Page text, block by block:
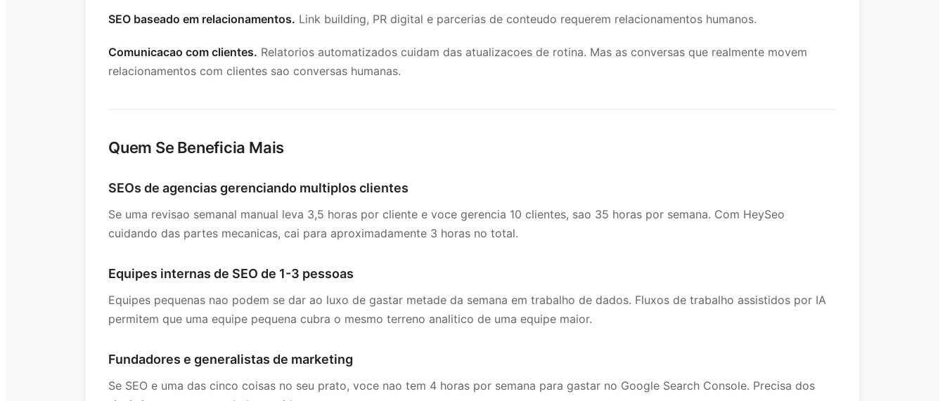
SEO baseado em relacionamentos. Link building, PR digital e parcerias de conteudo requerem relacionamentos humanos.
Comunicacao com clientes. Relatorios automatizados cuidam das atualizacoes de rotina. Mas as conversas que realmente movem
relacionamentos com clientes sao conversas humanas.
Quem Se Beneficia Mais
SEOs de agencias gerenciando multiplos clientes
Se uma revisao semanal manual leva 3,5 horas por cliente e voce gerencia 10 clientes, sao 35 horas por semana. Com HeySeo
cuidando das partes mecanicas, cai para aproximadamente 3 horas no total.
Equipes internas de SEO de 1-3 pessoas
Equipes pequenas nao podem se dar ao luxo de gastar metade da semana em trabalho de dados. Fluxos de trabalho assistidos por IA
permitem que uma equipe pequena cubra o mesmo terreno analitico de uma equipe maior.
Fundadores e generalistas de marketing
Se SEO e uma das cinco coisas no seu prato, voce nao tem 4 horas por semana para gastar no Google Search Console. Precisa dos